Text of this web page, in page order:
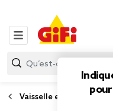
Vaisselle et accessoires